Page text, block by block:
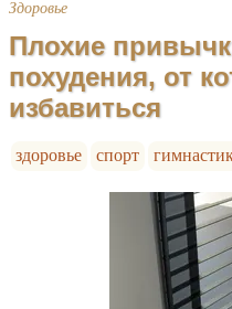
Здоровье
Плохие
похудения, от
избавиться
здоровье спорт